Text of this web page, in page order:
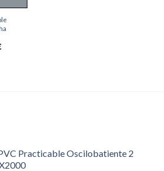
El
Practicable Oscilobatiente 2